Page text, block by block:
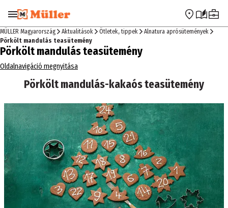
Ugrás a navigációra Ugrás a fő tartalomra
MÜLLER Magyarország Aktualitások Ötletek, tippek
Alnatura aprósütemények
Pörkölt mandulás teasütemény
Pörkölt mandulás teasütemény
Oldalnavigáció megnyitása
Pörkölt mandulás-kakaós teasütemény